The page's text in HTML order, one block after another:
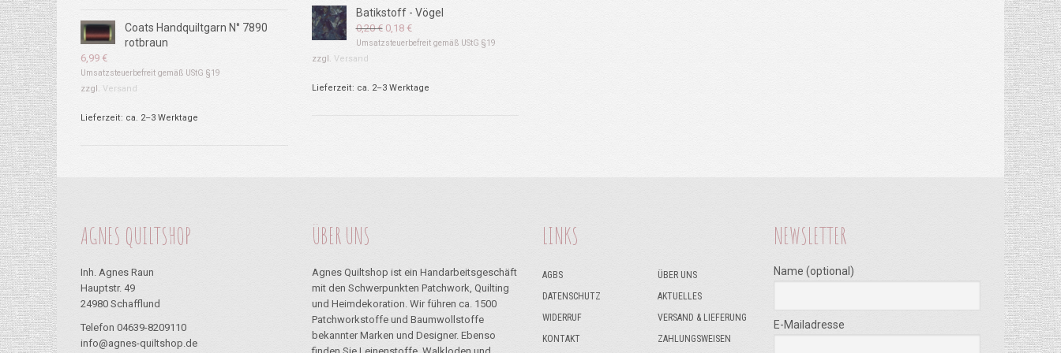
Coats Handquiltgarn N° 7890
rotbraun
6,99 €
Umsatzsteuerbefreit gemäß UStG §19
zzgl. Versand
Lieferzeit: ca. 2–3 Werktage
Batikstoff - Vögel
0,20€ Ursprünglicher
Preis
0,18 €Aktueller
Preis
Umsatzsteuerbefreit gemäß UStG §19
zzgl. Versand
Lieferzeit: ca. 2–3 Werktage
AGNES QUILTSHOP
Inh. Agnes Raun
Hauptstr. 49
24980 Schafflund
Telefon 04639-8209110
info@agnes-quiltshop.de
ÜBER UNS
Agnes Quiltshop ist ein Handarbeitsgeschäft
mit den Schwerpunkten Patchwork, Quilting
und Heimdekoration. Wir führen ca. 1500
Patchworkstoffe und Baumwollstoffe
bekannter Marken und Designer. Ebenso
LINKS
AGBS
DATENSCHUTZ
WIDERRUF
KONTAKT
ÜBER UNS
AKTUELLES
VERSAND & LIEFERUNG
ZAHLUNGSWEISEN
NEWSLETTER
Name (optional)
E-Mailadresse